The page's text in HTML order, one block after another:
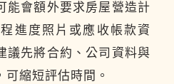
能會額外要求房屋營造計
進度照片或應收帳款資
議先將合約、公司資料與
縮短評估時間。